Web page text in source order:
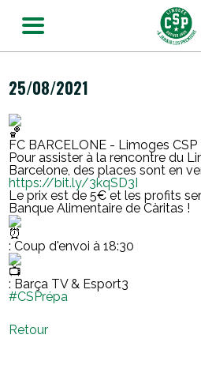
25/08/2021
FC BARCELONE - Limoges CSP
Pour assister à la rencontre du
Barcelone, des places sont en
https://bit.ly/3kqSD3I
Le prix est de 5€ et les profits
Banque Alimentaire de Càritas !
: Coup d'envoi à 18:30
: Barça TV & Esport3
#CSPrépa
Retour